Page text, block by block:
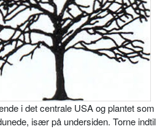
i det centrale USA og plantet
især på undersiden. Torne